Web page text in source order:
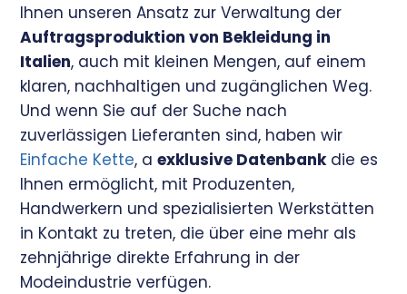
Ihnen unseren Ansatz zur Verwaltung der
Auftragsproduktion von Bekleidung in
Italien, auch mit kleinen Mengen, auf einem
klaren, nachhaltigen und zugänglichen Weg.
Und wenn Sie auf der Suche nach
zuverlässigen Lieferanten sind, haben wir
Einfache Kette, aexklusive Datenbankdie es
Ihnen ermöglicht, mit Produzenten,
Handwerkern und spezialisierten Werkstätten
in Kontakt zu treten, die über eine mehr als
zehnjährige direkte Erfahrung in der
Modeindustrie verfügen.